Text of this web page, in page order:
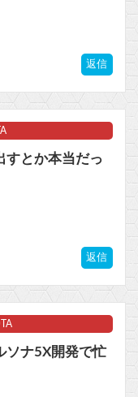
返信
すとか本当だっ
返信
ソナ5X開発で忙